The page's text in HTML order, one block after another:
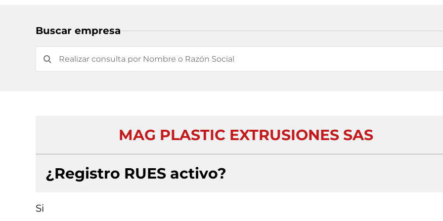
Buscar empresa
MAG PLASTIC EXTRUSIONES SAS
¿Registro RUES activo?
Si